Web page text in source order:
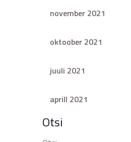
november 2021
oktoober 2021
juuli 2021
aprill 2021
Otsi